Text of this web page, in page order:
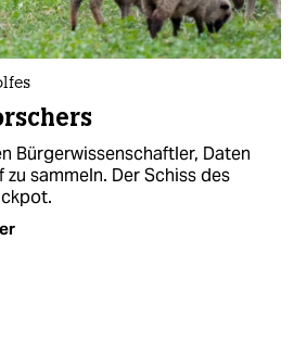
Bürgerwissenschaftler, Daten
sammeln. Der Schiss des